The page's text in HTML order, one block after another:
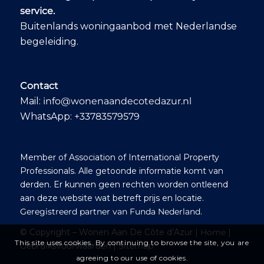
WhatsApp – even in
the evenings and on
weekends when
needed. Within two
months, we had a
after which we
travelled to the
South of France to
view them. Ab
throughout the day
with advice and
guidance, including
tips along the way,
such as a charming
local market where
we enjoyed a lovely
lunch. We found our
dream home that
very day: a beautiful
service.
Buitenlands woningaanbod met Nederlandse
begeleiding.
Contact
Mail: info@wonenaandecotedazur.nl
WhatsApp: +33783579579
Member of Association of International Property
Professionals. Alle getoonde informatie komt van
derden. Er kunnen geen rechten worden ontleend
aan deze website wat betreft prijs en locatie.
Geregistreerd partner van Funda Nederland.
© Copyright – Wonen Aan De Côte d’Azur | Home|
Gebruiksvoorwaarden|Sitemap
This site uses cookies. By continuing to browse the site, you are
agreeing to our use of cookies.